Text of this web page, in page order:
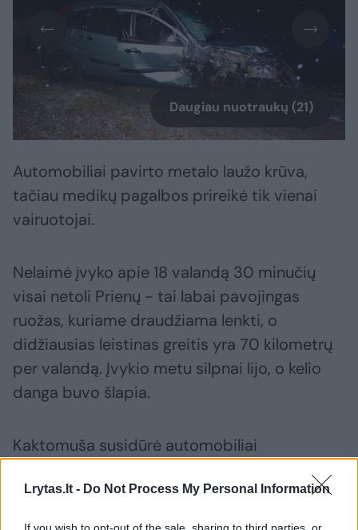
Lrytas.lt - Do Not Process My Personal Information
If you wish to opt-out of the sale, sharing to third parties, or
Daugiau nuotraukų (21)
Automobiliai pavirto metalo laužo krūva,
tačiau medikų pagalbos prireikė tik vienai
vairuotojai.
Nelaimė įvyko apie 18 valandą 30 minučių
visai netoli Prienų - tai labai pavojingas
ruožas, kuriame draudžiama lenkti, o
didžiausias leistinas greitis yra 70 kilometrų
per valandą. Įvykio metu silpnai lijo, o kelio
danga buvo šlapia.
Kaktomuša susidūrė automobiliai
Pastarasis pažymėtas vadinamuoju klevo